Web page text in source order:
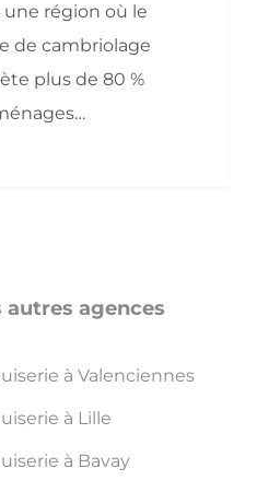
une région où le
de cambriolage
plus de 80 %
autres agences
à Valenciennes
à Lille
à Bavay